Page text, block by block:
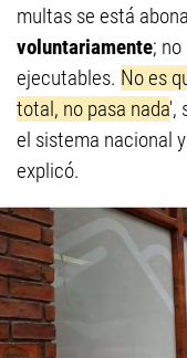
multas se está
voluntariamente;
ejecutables. No es
total, no pasa nada',
el sistema nacional
explicó.